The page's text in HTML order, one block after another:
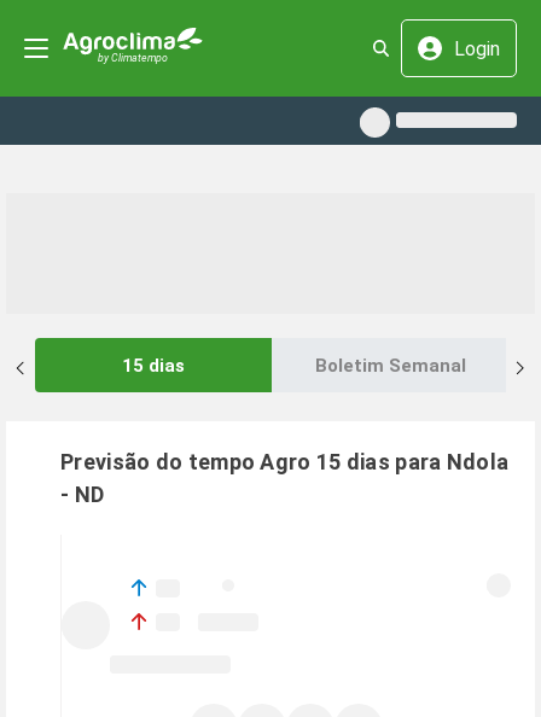
Login
15 dias Boletim Semanal
Previsão do tempo Agro 15 dias para Ndola
- ND